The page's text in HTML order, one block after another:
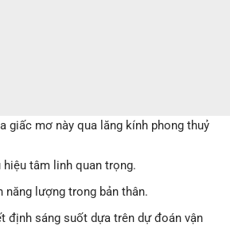
giấc mơ này qua lăng kính phong thuỷ
hiệu tâm linh quan trọng.
năng lượng trong bản thân.
định sáng suốt dựa trên dự đoán vận